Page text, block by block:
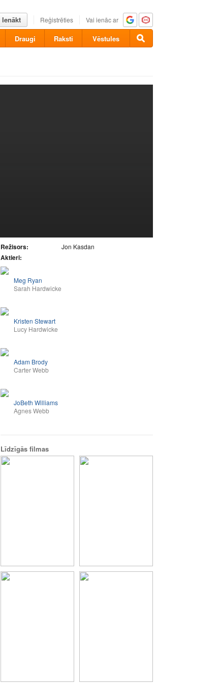
Ienākt Reģistrēties Vai ienāc ar
Draugi Raksti Vēstules
Režisors: Jon Kasdan
Aktieri:
Meg Ryan
Sarah Hardwicke
Kristen Stewart
Lucy Hardwicke
Adam Brody
Carter Webb
JoBeth Williams
Agnes Webb
Līdzīgās filmas